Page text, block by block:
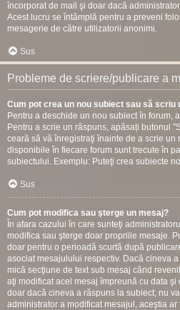
încorporat de mail şi doar dacă
Acest lucru se întâmplă pentru a preveni
mesagerie de către utilizatorii anonimi.
Sus
Probleme de scriere/publicare a
Cum pot crea un nou subiect sau să scriu
Pentru a deschide un nou subiect în forum,
Pentru a scrie un răspuns, apăsați butonul
ceară să vă înregistraţi înainte de a scrie un
disponibile în fiecare forum sunt trecute în
subiectului. Exemplu: Puteţi crea subiecte
Sus
Cum pot modifica sau şterge un mesaj?
În afara cazului în care sunteţi
modifica sau şterge doar propriile mesaje.
doar pentru o perioadă scurtă după
asociat mesajulului respectiv. Dacă cineva
mică secţiune de text sub mesaj când
aţi modificat acel mesaj împreună cu data
doar dacă cineva a răspuns la subiect; nu
administrator a modificat mesajul, aceştia